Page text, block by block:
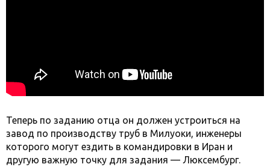
Теперь по заданию отца он должен устроиться на
завод по производству труб в Милуоки, инженеры
которого могут ездить в командировки в Иран и
другую важную точку для задания — Люксембург.